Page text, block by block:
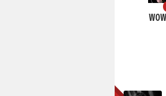
WOW